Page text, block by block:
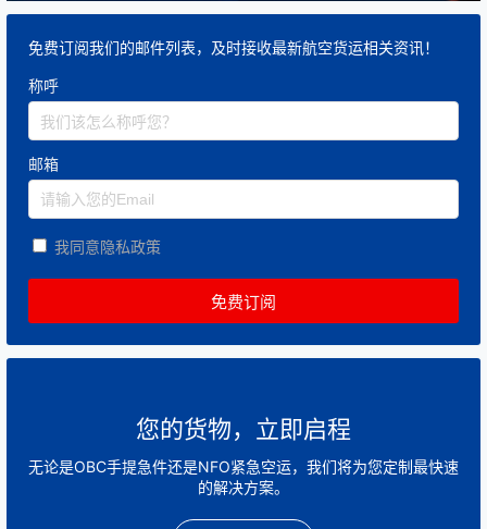
免费订阅我们的邮件列表，及时接收最新航空货运相关资讯！
称呼
邮箱
我同意隐私政策
您的货物，立即启程
无论是OBC手提急件还是NFO紧急空运，我们将为您定制最快速
的解决方案。